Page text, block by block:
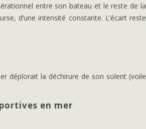
entre son bateau et le reste de la
d’une intensité constante. L’écart reste
déplorait la déchirure de son solent (voile
en mer